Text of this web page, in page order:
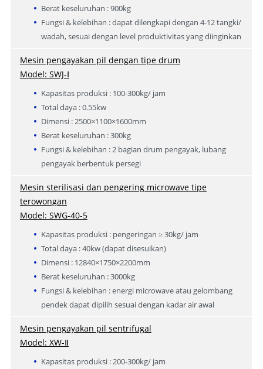
Berat keseluruhan : 900kg
Fungsi & kelebihan : dapat dilengkapi dengan 4-12 tangki/
wadah, sesuai dengan level produktivitas yang diinginkan
Mesin pengayakan pil dengan tipe drum
Model: SWJ-Ⅰ
Kapasitas produksi : 100-300kg/ jam
Total daya : 0.55kw
Dimensi : 2500×1100×1600mm
Berat keseluruhan : 300kg
Fungsi & kelebihan : 2 bagian drum pengayak, lubang
pengayak berbentuk persegi
Mesin sterilisasi dan pengering microwave tipe
terowongan
Model: SWG-40-5
Kapasitas produksi : pengeringan ≥ 30kg/ jam
Total daya : 40kw (dapat disesuikan)
Dimensi : 12840×1750×2200mm
Berat keseluruhan : 3000kg
Fungsi & kelebihan : energi microwave atau gelombang
pendek dapat dipilih sesuai dengan kadar air awal
Mesin pengayakan pil sentrifugal
Model: XW-Ⅱ
Kapasitas produksi : 200-300kg/ jam